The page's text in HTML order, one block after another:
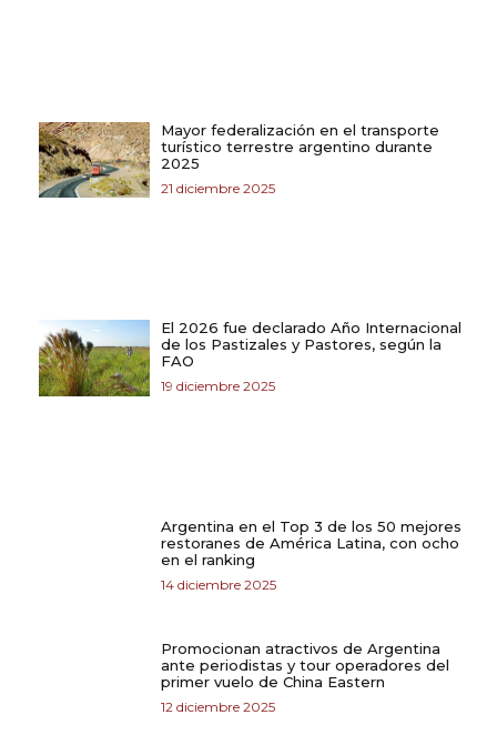
Mayor federalización en el transporte
turístico terrestre argentino durante
2025
21 diciembre 2025
El 2026 fue declarado Año Internacional
de los Pastizales y Pastores, según la
FAO
19 diciembre 2025
Argentina en el Top 3 de los 50 mejores
restoranes de América Latina, con ocho
en el ranking
14 diciembre 2025
Promocionan atractivos de Argentina
ante periodistas y tour operadores del
primer vuelo de China Eastern
12 diciembre 2025